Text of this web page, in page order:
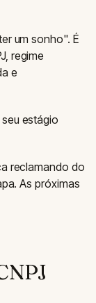
um sonho". É
regime
e
estágio
reclamando do
As próximas